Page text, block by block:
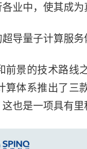
业中，使其成为
导量子计算服务
前景的技术路线
算体系推出了三
也是一项具有里